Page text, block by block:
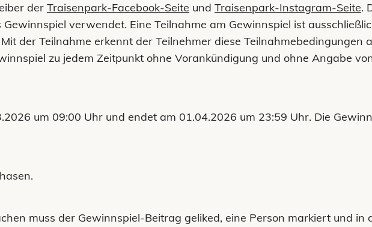
der Traisenpark-Facebook-Seite und Traisenpark-Instagram-Seite.
verwendet. Eine Teilnahme am Gewinnspiel ist
der Teilnahme erkennt der Teilnehmer diese Teilnahmebedingungen
zu jedem Zeitpunkt ohne Vorankündigung und ohne Angabe
um 09:00 Uhr und endet am 01.04.2026 um 23:59 Uhr. Die
muss der Gewinnspiel-Beitrag geliked, eine Person markiert und in